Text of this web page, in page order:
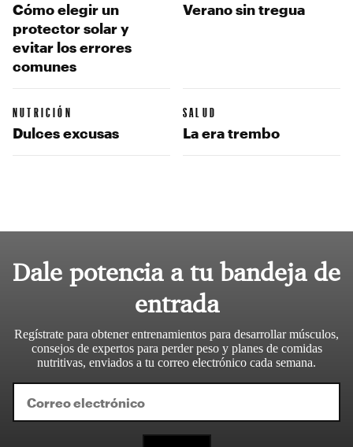
Cómo elegir un
protector solar y
evitar los errores
comunes
Verano sin tregua
NUTRICIÓN
Dulces excusas
SALUD
La era trembo
Dale potencia a tu bandeja de
entrada
Regístrate para obtener entrenamientos para desarrollar músculos,
consejos de expertos para perder peso y planes de comidas
nutritivas, enviados a tu correo electrónico cada semana.